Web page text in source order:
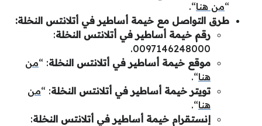
“من هنا“.
طرق التواصل مع خيمة أساطير في أتلانتس النخلة:
رقم خيمة أساطير في أتلانتس النخلة:
0097146248000.
موقع خيمة أساطير في أتلانتس النخلة: “من
هنا“.
تويتر خيمة أساطير في أتلانتس النخلة: “من
هنا“.
إنستقرام خيمة أساطير في أتلانتس النخلة: